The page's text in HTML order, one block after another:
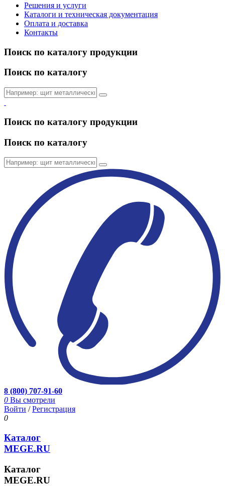
Решения и услуги
Каталоги и техническая документация
Оплата и доставка
Контакты
Поиск по каталогу продукции
Поиск по каталогу
Поиск по каталогу продукции
Поиск по каталогу
8 (800) 707-91-60
0 Вы смотрели
Войти /Регистрация
0
Каталог
MEGE.RU
Каталог
MEGE.RU